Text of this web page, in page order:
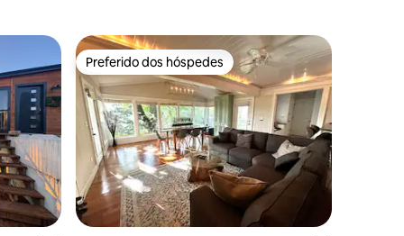
hóspedes Preferido dos hóspedes
Preferido dos hóspedes